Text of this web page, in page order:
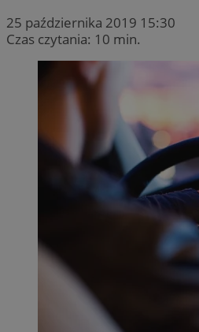
25 października 2019 15:30
Czas czytania: 10 min.